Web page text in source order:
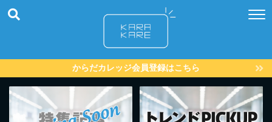
からだカレッジ会員登録はこちら